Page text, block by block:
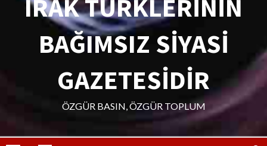
IRAK TÜRKLERİNİN
BAĞIMSIZ SİYASİ
GAZETESİDİR
ÖZGÜR BASIN, ÖZGÜR TOPLUM